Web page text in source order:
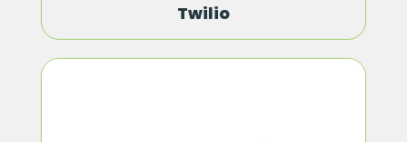
Twilio